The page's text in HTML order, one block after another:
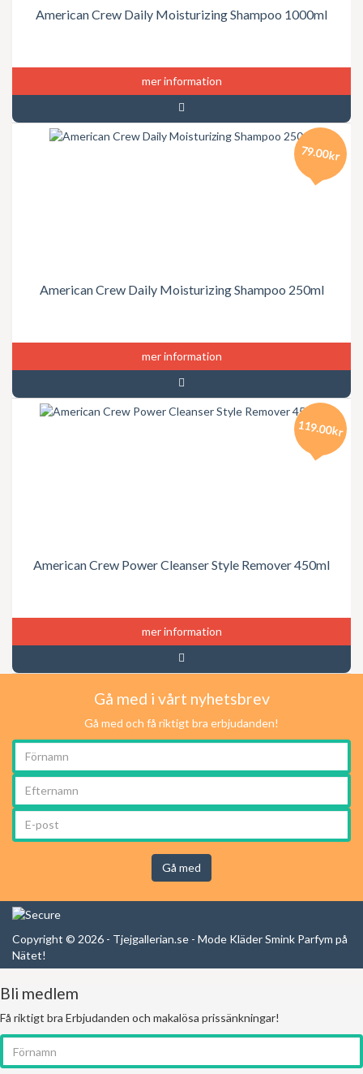
American Crew Daily Moisturizing Shampoo 1000ml
mer information
American Crew Daily Moisturizing Shampoo 250ml
79.00kr
mer information
American Crew Power Cleanser Style Remover 450ml
119.00kr
mer information
Gå med i vårt nyhetsbrev
Gå med och få riktigt bra erbjudanden!
Gå med
Copyright © 2026 - Tjejgallerian.se - Mode Kläder Smink Parfym på
Nätet!
Bli medlem
Få riktigt bra Erbjudanden och makalösa prissänkningar!